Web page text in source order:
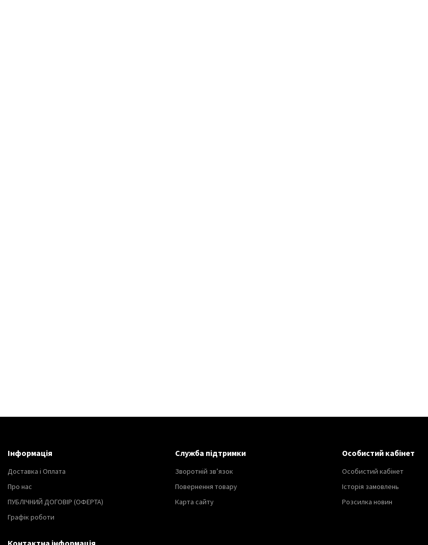
Інформація
Доставка і Оплата
Про нас
ПУБЛІЧНИЙ ДОГОВІР (ОФЕРТА)
Графік роботи
Служба підтримки
Зворотній зв’язок
Повернення товару
Карта сайту
Особистий кабінет
Особистий кабінет
Історія замовлень
Розсилка новин
Контактна інформація